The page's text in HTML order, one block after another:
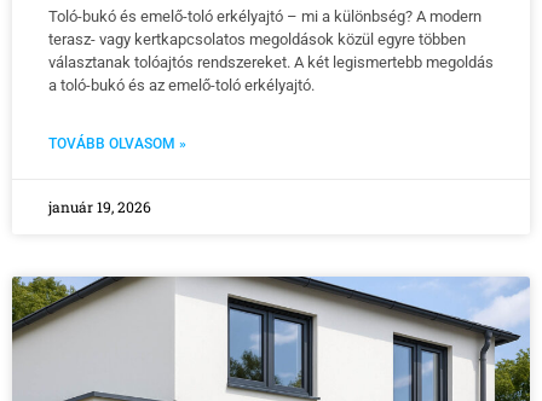
Toló-bukó és emelő-toló erkélyajtó – mi a különbség? A modern
terasz- vagy kertkapcsolatos megoldások közül egyre többen
választanak tolóajtós rendszereket. A két legismertebb megoldás
a toló-bukó és az emelő-toló erkélyajtó.
TOVÁBB OLVASOM »
január 19, 2026